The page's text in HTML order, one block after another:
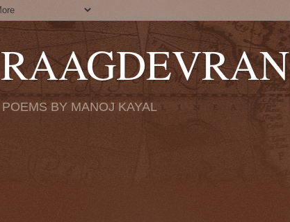
RAAGDEVRAN
POEMS BY MANOJ KAYAL